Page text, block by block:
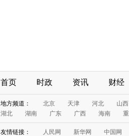
首页 时政 资讯 财经
地方频道： 北京 天津 河北
山西
湖北
湖南 广东 广西 海南
友情链接： 人民网 新华网
中国网